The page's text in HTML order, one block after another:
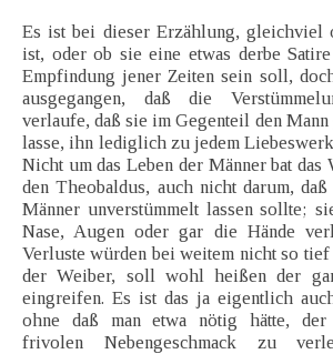
Es ist bei dieser Erzählung,
ist, oder ob sie eine etwas derbe
Empfindung jener Zeiten sein soll,
ausgegangen, daß die
verlaufe, daß sie im Gegenteil den
lasse, ihn lediglich zu jedem
Nicht um das Leben der Männer bat das
den Theobaldus, auch nicht darum,
Männer unverstümmelt lassen sollte;
Nase, Augen oder gar die Hände
Verluste würden bei weitem nicht so
der Weiber, soll wohl heißen der
eingreifen. Es ist das ja eigentlich
ohne daß man etwa nötig hätte, der
frivolen Nebengeschmack zu